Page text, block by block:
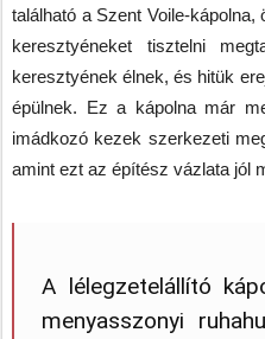
található a Szent Voile-
keresztyéneket tisztelni
keresztyének élnek, és hitük
épülnek. Ez a kápolna már
imádkozó kezek szerkezeti
amint ezt az építész vázlata jól
A lélegzetelállító
menyasszonyi